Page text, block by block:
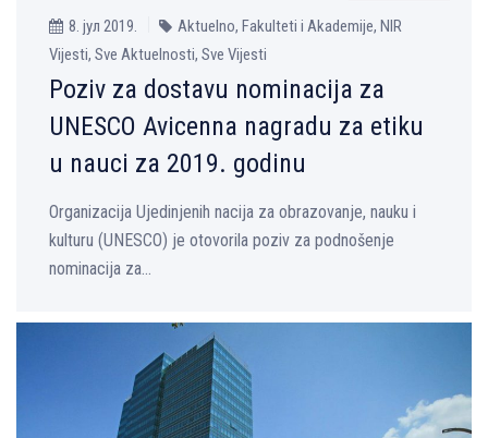
8. јул 2019.
Aktuelno, Fakulteti i Akademije, NIR
Vijesti, Sve Aktuelnosti, Sve Vijesti
Poziv za dostavu nominacija za
UNESCO Avicenna nagradu za etiku
u nauci za 2019. godinu
Organizacija Ujedinjenih nacija za obrazovanje, nauku i
kulturu (UNESCO) je otovorila poziv za podnošenje
nominacija za...